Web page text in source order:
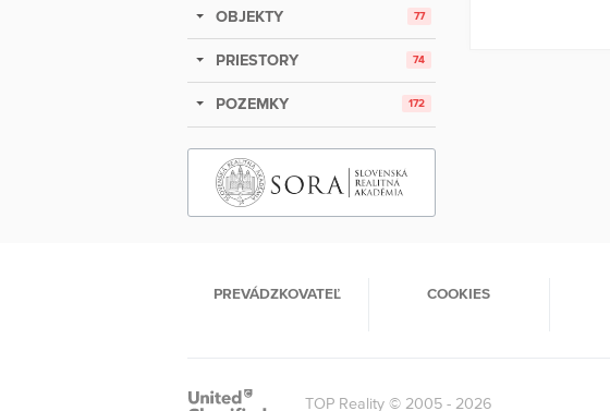
OBJEKTY 77
PRIESTORY 74
POZEMKY 172
PREVÁDZKOVATEĽ COOKIES
TOP Reality © 2005 - 2026